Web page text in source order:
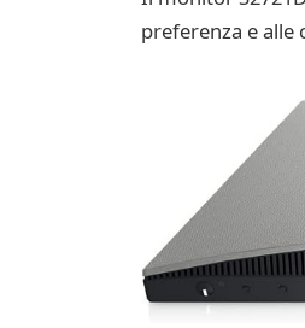
preferenza e